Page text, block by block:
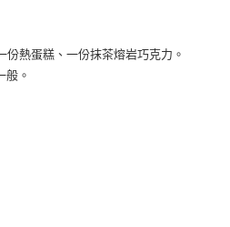
熱蛋糕、一份抹茶熔岩巧克力。
般。